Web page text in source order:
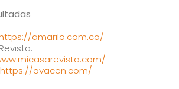
amarilo.com.co/
https://ovacen.com/